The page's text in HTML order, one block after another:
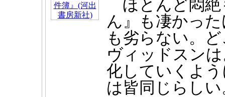
ほとんど悶絶
ん』も凄かっ
も劣らない。
ヴィッドスン
化していくよ
は皆同じらし